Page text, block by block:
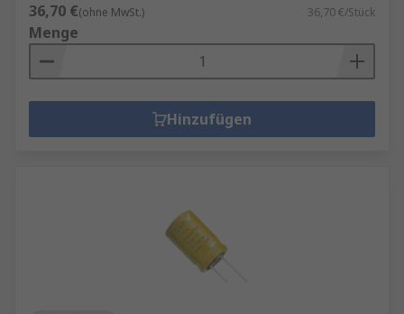
36,70 €(ohne MwSt.) 36,70 €/Stück
Menge
Hinzufügen